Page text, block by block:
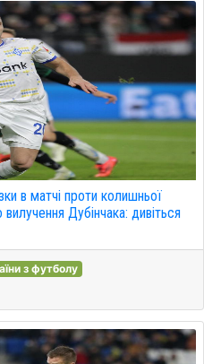
в матчі проти колишньої
Дубінчака: дивіться
з футболу